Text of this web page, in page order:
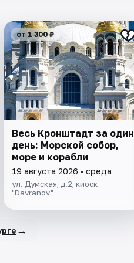
от 1 300 ₽
Весь Кронштадт за один
день: Морской собор,
море и корабли
19 августа 2026 • среда
ул. Думская, д.2, киоск
"Davranov"
→